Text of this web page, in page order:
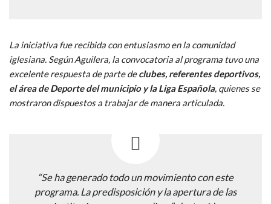
La iniciativa fue recibida con entusiasmo en la comunidad
iglesiana. Según Aguilera, la convocatoria al programa tuvo una
excelente respuesta de parte declubes, referentes deportivos,
el área de Deporte del municipio y la Liga Española, quienes se
mostraron dispuestos a trabajar de manera articulada.
“Se ha generado todo un movimiento con este
programa. La predisposición y la apertura de las